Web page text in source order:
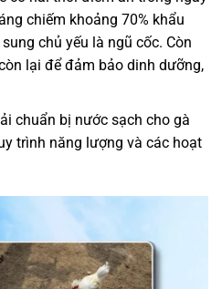
chiếm khoảng 70% khẩu
chủ yếu là ngũ cốc. Còn
lại để đảm bảo dinh dưỡng,
chuẩn bị nước sạch cho gà
trình năng lượng và các hoạt